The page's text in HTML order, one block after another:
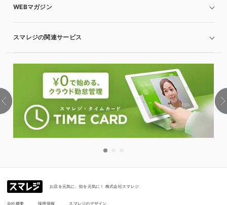
WEBマガジン
スマレジの関連サービス
お店を元気に、街を元気に！ 株式会社スマレジ
会社概要 採用情報 スマレジのデザイン